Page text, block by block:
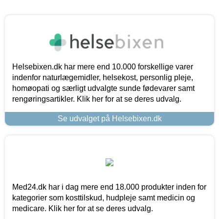
Helsebixen.dk har mere end 10.000 forskellige varer
indenfor naturlægemidler, helsekost, personlig pleje,
homøopati og særligt udvalgte sunde fødevarer samt
rengøringsartikler. Klik her for at se deres udvalg.
Se udvalget på Helsebixen.dk
Med24.dk har i dag mere end 18.000 produkter inden for
kategorier som kosttilskud, hudpleje samt medicin og
medicare. Klik her for at se deres udvalg.